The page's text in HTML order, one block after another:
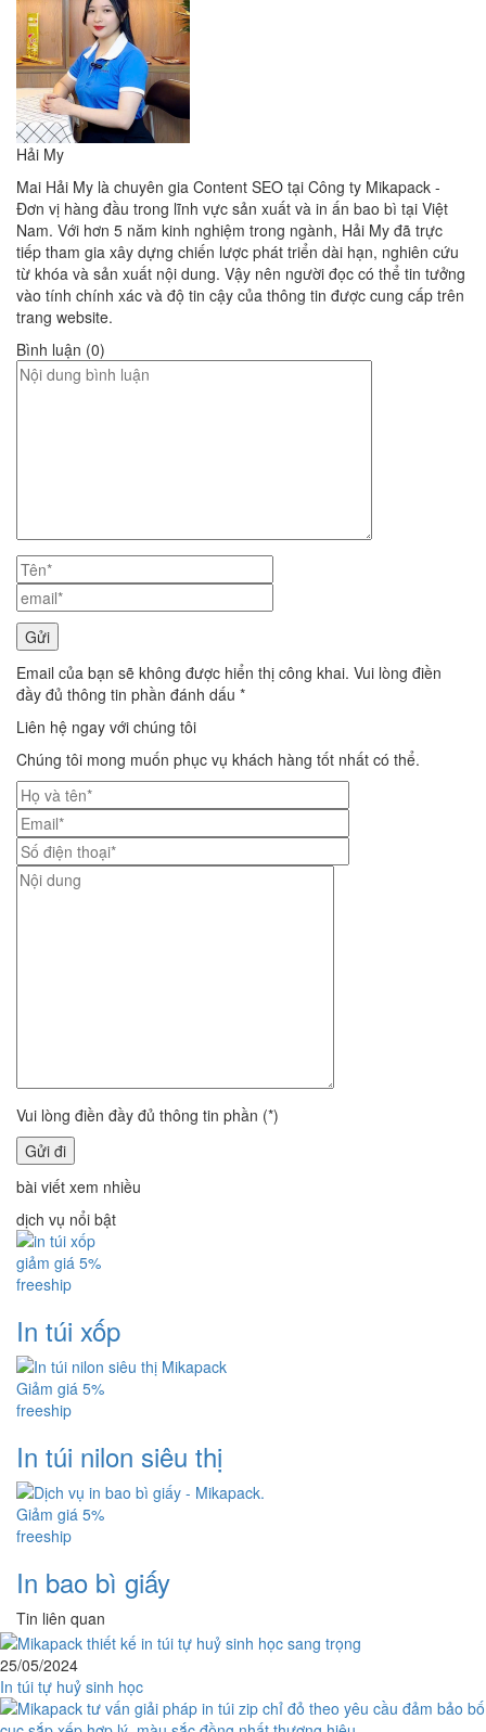
Hải My
Mai Hải My là chuyên gia Content SEO tại Công ty Mikapack -
Đơn vị hàng đầu trong lĩnh vực sản xuất và in ấn bao bì tại Việt
Nam. Với hơn 5 năm kinh nghiệm trong ngành, Hải My đã trực
tiếp tham gia xây dựng chiến lược phát triển dài hạn, nghiên cứu
từ khóa và sản xuất nội dung. Vậy nên người đọc có thể tin tưởng
vào tính chính xác và độ tin cậy của thông tin được cung cấp trên
trang website.
Bình luận (0)
Email của bạn sẽ không được hiển thị công khai. Vui lòng điền
đầy đủ thông tin phần đánh dấu *
Liên hệ ngay với chúng tôi
Chúng tôi mong muốn phục vụ khách hàng tốt nhất có thể.
Vui lòng điền đầy đủ thông tin phần (*)
bài viết xem nhiều
dịch vụ nổi bật
giảm giá 5%
freeship
In túi xốp
Giảm giá 5%
freeship
In túi nilon siêu thị
Giảm giá 5%
freeship
In bao bì giấy
Tin liên quan
25/05/2024
In túi tự huỷ sinh học